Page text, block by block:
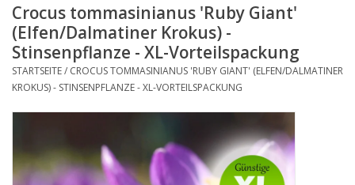
Frühjahrsblüher
Sommerblüher
Schattenpflanzen
Crocus tommasinianus 'Ruby Giant'
(Elfen/Dalmatiner Krokus) -
Stinsenpflanze - XL-Vorteilspackung
STARTSEITE/ CROCUS TOMMASINIANUS 'RUBY GIANT' (ELFEN/DALMATINER
KROKUS) - STINSENPFLANZE - XL-VORTEILSPACKUNG